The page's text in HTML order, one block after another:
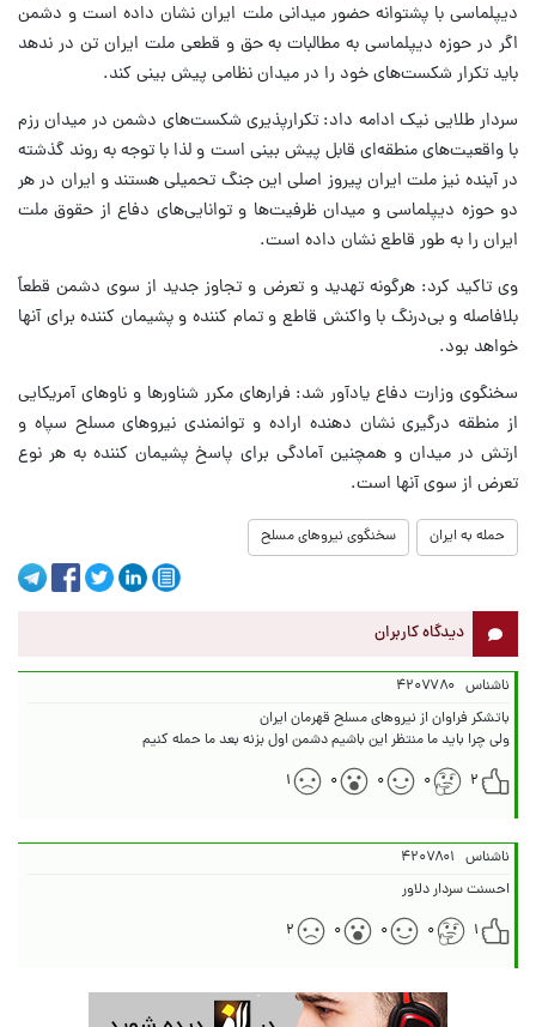
دیپلماسی با پشتوانه حضور میدانی ملت ایران نشان داده است و دشمن
اگر در حوزه دیپلماسی به مطالبات به حق و قطعی ملت ایران تن در ندهد
باید تکرار شکست‌های خود را در میدان نظامی پیش بینی کند.
سردار طلایی نیک ادامه داد: تکرارپذیری شکست‌های دشمن در میدان رزم
با واقعیت‌های منطقه‌ای قابل پیش بینی است و لذا با توجه به روند گذشته
در آینده نیز ملت ایران پیروز اصلی این جنگ تحمیلی هستند و ایران در هر
دو حوزه دیپلماسی و میدان ظرفیت‌ها و توانایی‌های دفاع از حقوق ملت
ایران را به طور قاطع نشان داده است.
وی تاکید کرد: هرگونه تهدید و تعرض و تجاوز جدید از سوی دشمن قطعاً
بلافاصله و بی‌درنگ با واکنش قاطع و تمام کننده و پشیمان کننده برای آنها
خواهد بود.
سخنگوی وزارت دفاع یادآور شد: فرارهای مکرر شناورها و ناوهای آمریکایی
از منطقه درگیری نشان دهنده اراده و توانمندی نیروهای مسلح سپاه و
ارتش در میدان و همچنین آمادگی برای پاسخ پشیمان کننده به هر نوع
تعرض از سوی آنها است.
حمله به ایران سخنگوی نیروهای مسلح
دیدگاه کاربران
ناشناس ۴۲۰۷۷۸۰
ولی چرا باید ما منتظر این باشیم دشمن اول بزنه بعد ما حمله کنیم
۲
۰ ۰ ۰ ۱
ناشناس ۴۲۰۷۸۰۱
احسنت سردار دلاور
۱
۰ ۰ ۰ ۲